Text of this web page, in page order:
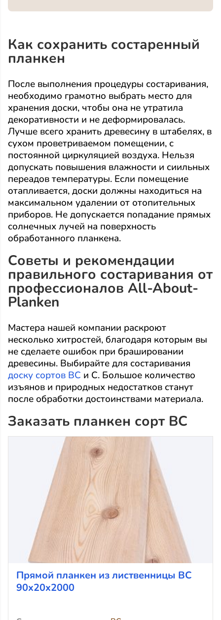
Как сохранить состаренный
планкен
После выполнения процедуры состаривания,
необходимо грамотно выбрать место для
хранения доски, чтобы она не утратила
декоративности и не деформировалась.
Лучше всего хранить древесину в штабелях, в
сухом проветриваемом помещении, с
постоянной циркуляцией воздуха. Нельзя
допускать повышения влажности и сиильных
переадов температуры. Если помещение
отапливается, доски должны находиться на
максимальном удалении от отопительных
приборов. Не допускается попадание прямых
солнечных лучей на поверхность
обработанного планкена.
Советы и рекомендации
правильного состаривания от
профессионалов All-About-
Planken
Мастера нашей компании раскроют
несколько хитростей, благодаря которым вы
не сделаете ошибок при брашировании
древесины. Выбирайте для состаривания
доску сортов ВС и С. Большое количество
изъянов и природных недостатков станут
после обработки достоинствами материала.
Заказать планкен сорт ВС
Прямой планкен из лиственницы ВС
90x20x2000